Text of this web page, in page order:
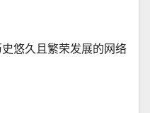
悠久且繁荣发展的网络